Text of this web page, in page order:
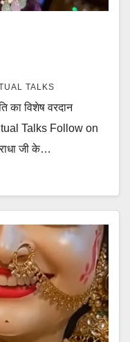
TALKS
का विशेष वरदान
Talks Follow on
जी के…